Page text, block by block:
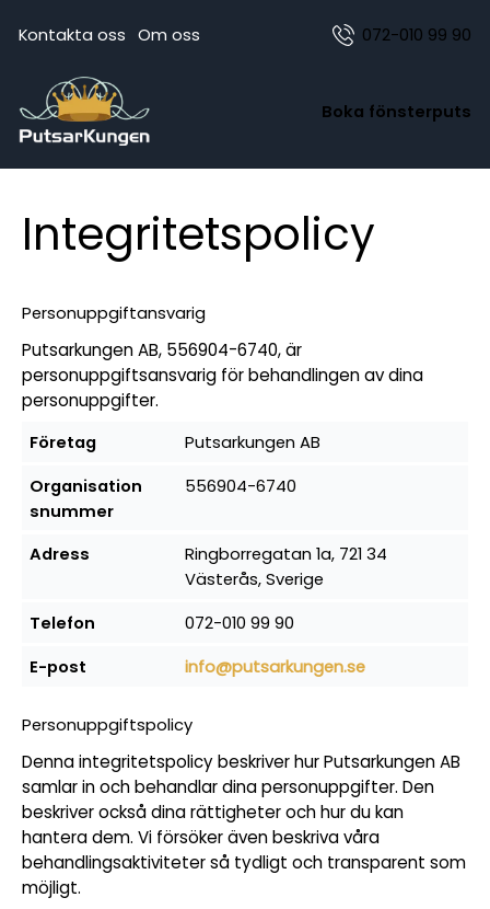
Kontakta oss Om oss 072-010 99 90
Boka fönsterputs
Integritetspolicy
Personuppgiftansvarig
Putsarkungen AB, 556904-6740, är
personuppgiftsansvarig för behandlingen av dina
personuppgifter.
Företag
Putsarkungen AB
Organisation
snummer
556904-6740
Adress
Ringborregatan 1a, 721 34
Västerås, Sverige
Telefon
072-010 99 90
E-post
info@putsarkungen.se
Personuppgiftspolicy
Denna integritetspolicy beskriver hur Putsarkungen AB
samlar in och behandlar dina personuppgifter. Den
beskriver också dina rättigheter och hur du kan
hantera dem. Vi försöker även beskriva våra
behandlingsaktiviteter så tydligt och transparent som
möjligt.